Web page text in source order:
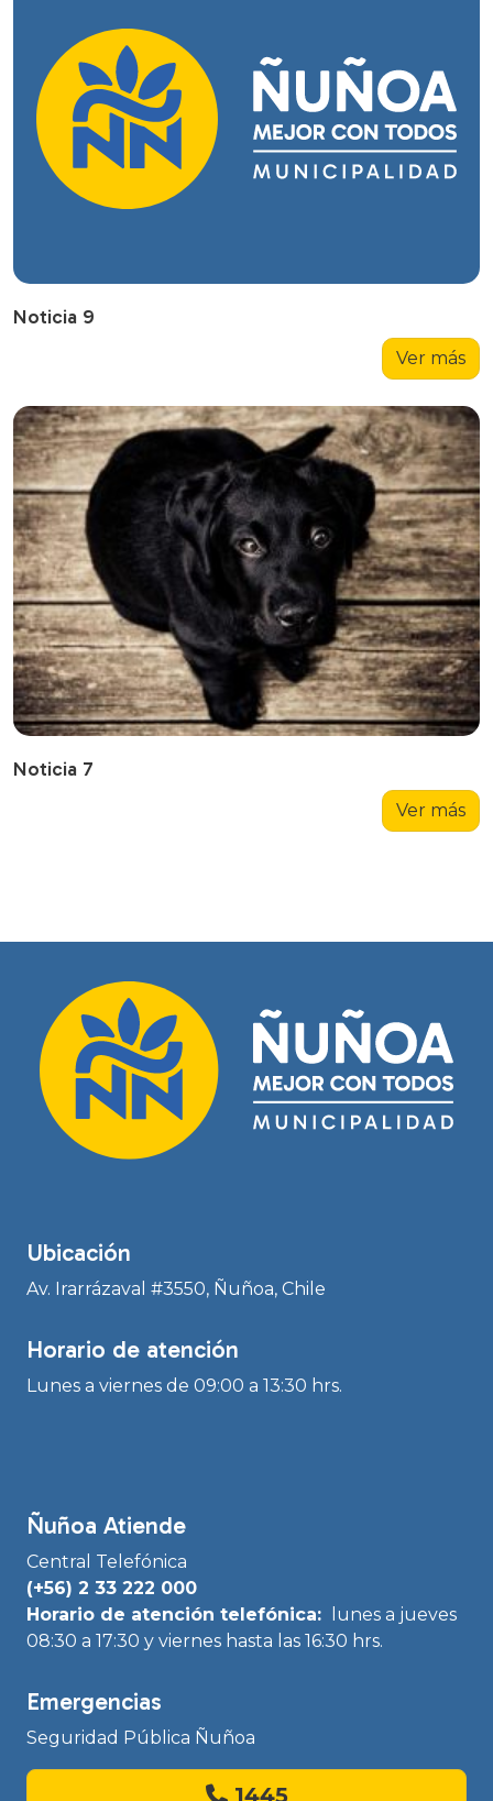
Noticia 9
Ver más
Noticia 7
Ver más
Ubicación
Av. Irarrázaval #3550, Ñuñoa, Chile
Horario de atención
Lunes a viernes de 09:00 a 13:30 hrs.
Ñuñoa Atiende
Central Telefónica
(+56) 2 33 222 000
Horario de atención telefónica:
lunes a jueves
08:30 a 17:30 y viernes hasta las 16:30 hrs.
Emergencias
Seguridad Pública Ñuñoa
1445